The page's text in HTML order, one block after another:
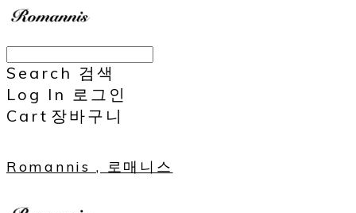
Search 검색
Log In 로그인
Cart 장바구니
Romannis , 로매니스